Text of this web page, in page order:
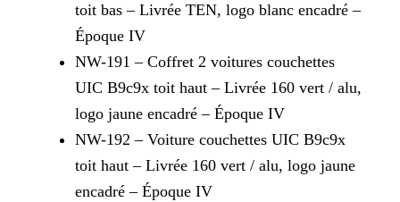
toit bas – Livrée TEN, logo blanc encadré –
Époque IV
NW-191 – Coffret 2 voitures couchettes
UIC B9c9x toit haut – Livrée 160 vert / alu,
logo jaune encadré – Époque IV
NW-192 – Voiture couchettes UIC B9c9x
toit haut – Livrée 160 vert / alu, logo jaune
encadré – Époque IV